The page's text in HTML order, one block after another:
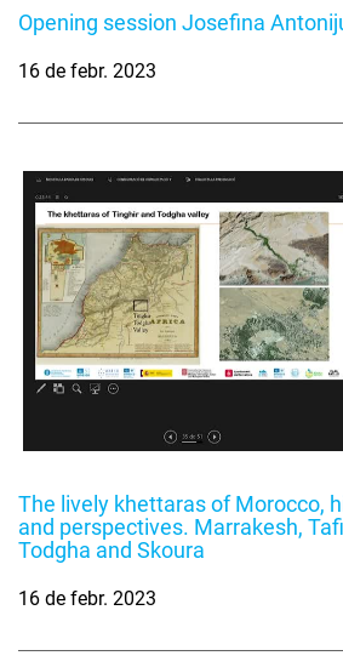
Opening session Josefina
16 de febr. 2023
The lively khettaras of Morocco,
and perspectives. Marrakesh,
Todgha and Skoura
16 de febr. 2023